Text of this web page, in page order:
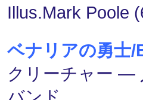
Illus.Mark Poole
ベナリアの勇士
クリーチャー ―